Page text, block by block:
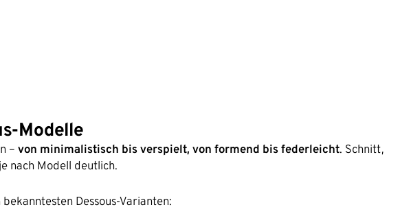
Modelle
– von minimalistisch bis verspielt, von formend bis federleicht. Schnitt,
nach Modell deutlich.
Dessous-Varianten: